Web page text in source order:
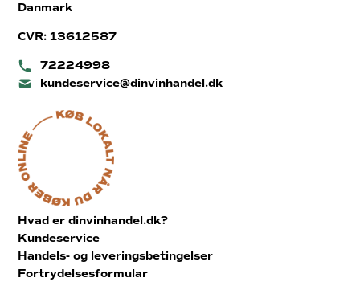
Danmark
CVR: 13612587
72224998
kundeservice@dinvinhandel.dk
Hvad er dinvinhandel.dk?
Kundeservice
Handels- og leveringsbetingelser
Fortrydelsesformular